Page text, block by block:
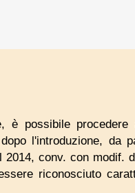
è possibile procedere
l'introduzione, da
conv. con modif.
riconosciuto